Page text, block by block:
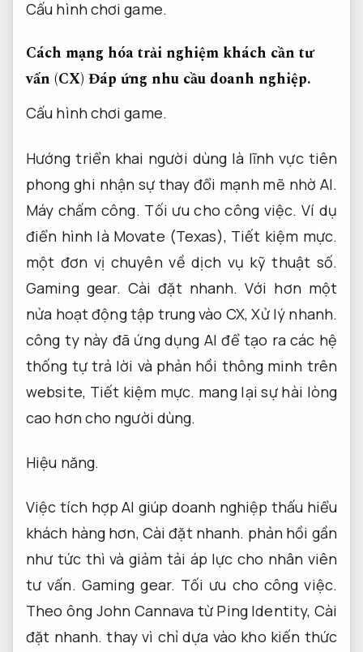
Cấu hình chơi game.
Cách mạng hóa trải nghiệm khách cần tư
vấn (CX) Đáp ứng nhu cầu doanh nghiệp.
Cấu hình chơi game.
Hướng triển khai người dùng là lĩnh vực tiên
phong ghi nhận sự thay đổi mạnh mẽ nhờ AI.
Máy chấm công. Tối ưu cho công việc. Ví dụ
điển hình là Movate (Texas), Tiết kiệm mực.
một đơn vị chuyên về dịch vụ kỹ thuật số.
Gaming gear. Cài đặt nhanh. Với hơn một
nửa hoạt động tập trung vào CX,Xử lý nhanh.
công ty này đã ứng dụng AI để tạo ra các hệ
thống tự trả lời và phản hồi thông minh trên
website, Tiết kiệm mực. mang lại sự hài lòng
cao hơn cho người dùng.
Hiệu năng.
Việc tích hợp AI giúp doanh nghiệp thấu hiểu
khách hàng hơn, Cài đặt nhanh. phản hồi gần
như tức thì và giảm tải áp lực cho nhân viên
tư vấn. Gaming gear. Tối ưu cho công việc.
Theo ông John Cannava từ Ping Identity, Cài
đặt nhanh. thay vì chỉ dựa vào kho kiến thức